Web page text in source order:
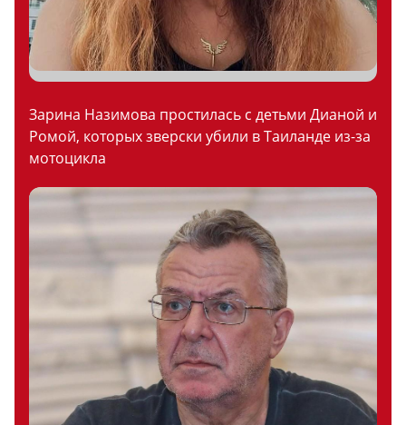
Зарина Назимова простилась с детьми Дианой и
Ромой, которых зверски убили в Таиланде из-за
мотоцикла